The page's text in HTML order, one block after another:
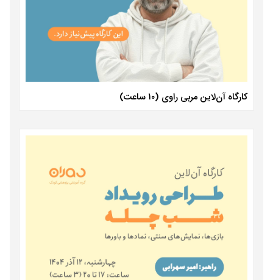
کارگاه آن‌لاین مربی راوی (۱۰ ساعت)